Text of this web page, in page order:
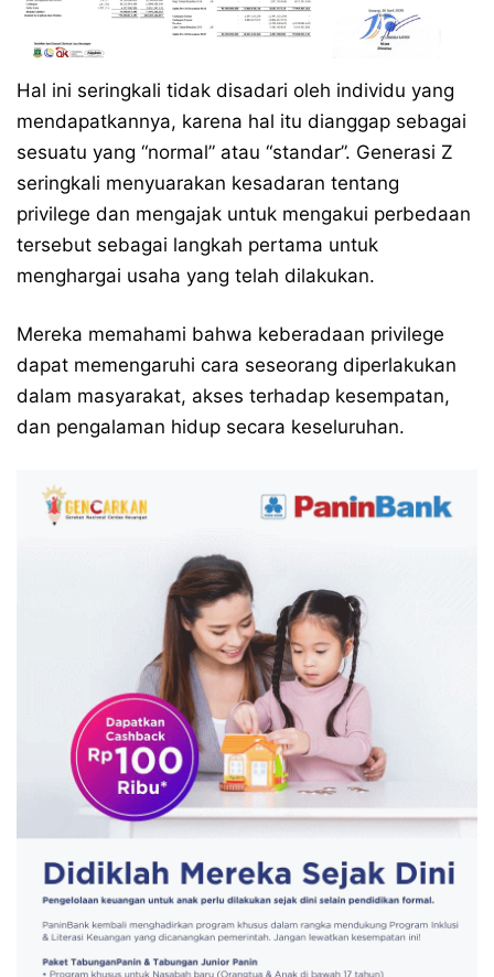
Hal ini seringkali tidak disadari oleh individu yang
mendapatkannya, karena hal itu dianggap sebagai
sesuatu yang “normal” atau “standar”. Generasi Z
seringkali menyuarakan kesadaran tentang
privilege dan mengajak untuk mengakui perbedaan
tersebut sebagai langkah pertama untuk
menghargai usaha yang telah dilakukan.
Mereka memahami bahwa keberadaan privilege
dapat memengaruhi cara seseorang diperlakukan
dalam masyarakat, akses terhadap kesempatan,
dan pengalaman hidup secara keseluruhan.